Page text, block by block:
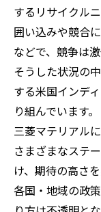
するリサイクル
囲い込みや競合
などで、競争は
そうした状況の
する米国インデ
り組んでいます。
三菱マテリアル
さまざまなステ
け、期待の高さ
各国・地域の政